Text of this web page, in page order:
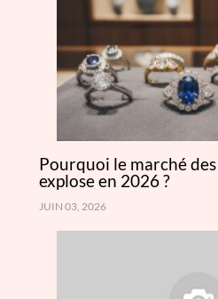
Pourquoi le marché des
explose en 2026 ?
JUIN 03, 2026